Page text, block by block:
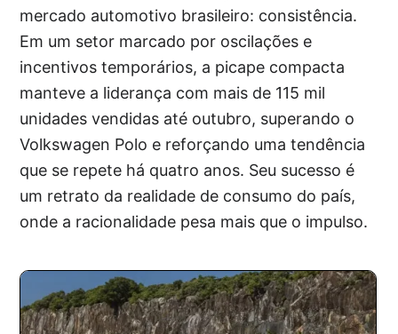
mercado automotivo brasileiro: consistência.
Em um setor marcado por oscilações e
incentivos temporários, a picape compacta
manteve a liderança com mais de 115 mil
unidades vendidas até outubro, superando o
Volkswagen Polo e reforçando uma tendência
que se repete há quatro anos. Seu sucesso é
um retrato da realidade de consumo do país,
onde a racionalidade pesa mais que o impulso.